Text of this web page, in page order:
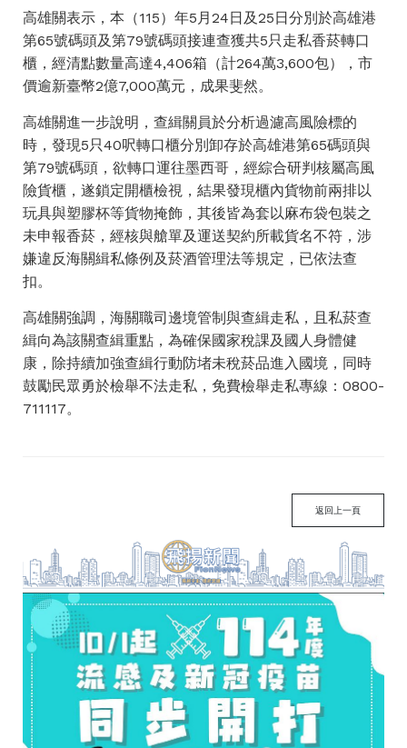
高雄關表示，本（115）年5月24日及25日分別於高雄港
第65號碼頭及第79號碼頭接連查獲共5只走私香菸轉口
櫃，經清點數量高達4,406箱（計264萬3,600包），市
價逾新臺幣2億7,000萬元，成果斐然。
高雄關進一步說明，查緝關員於分析過濾高風險標的
時，發現5只40呎轉口櫃分別卸存於高雄港第65碼頭與
第79號碼頭，欲轉口運往墨西哥，經綜合研判核屬高風
險貨櫃，遂鎖定開櫃檢視，結果發現櫃內貨物前兩排以
玩具與塑膠杯等貨物掩飾，其後皆為套以麻布袋包裝之
未申報香菸，經核與艙單及運送契約所載貨名不符，涉
嫌違反海關緝私條例及菸酒管理法等規定，已依法查
扣。
高雄關強調，海關職司邊境管制與查緝走私，且私菸查
緝向為該關查緝重點，為確保國家稅課及國人身體健
康，除持續加強查緝行動防堵未稅菸品進入國境，同時
鼓勵民眾勇於檢舉不法走私，免費檢舉走私專線：0800-
711117。
返回上一頁